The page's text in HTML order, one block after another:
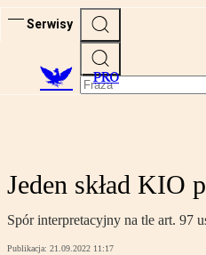
Serwisy
PRO
Jeden skład KIO
Spór interpretacyjny na tle art. 97
Publikacja: 21.09.2022 11:17